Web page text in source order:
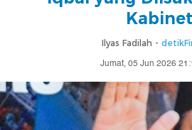
Kabinet
Ilyas Fadilah -
Jumat, 05 Jun 2026